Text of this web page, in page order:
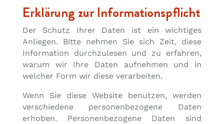
Erklärung zur Informationspflicht
Der Schutz Ihrer Daten ist ein wichtiges
Anliegen. Bitte nehmen Sie sich Zeit, diese
Information durchzulesen und zu erfahren,
warum wir Ihre Daten aufnehmen und in
welcher Form wir diese verarbeiten.
Wenn Sie diese Website benutzen, werden
verschiedene personenbezogene Daten
erhoben. Personenbezogene Daten sind